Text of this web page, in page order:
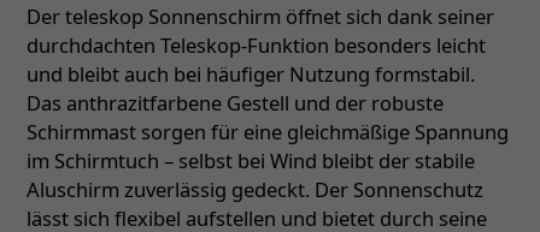
Der teleskop Sonnenschirm öffnet sich dank seiner
durchdachten Teleskop-Funktion besonders leicht
und bleibt auch bei häufiger Nutzung formstabil.
Das anthrazitfarbene Gestell und der robuste
Schirmmast sorgen für eine gleichmäßige Spannung
im Schirmtuch – selbst bei Wind bleibt der stabile
Aluschirm zuverlässig gedeckt. Der Sonnenschutz
lässt sich flexibel aufstellen und bietet durch seine